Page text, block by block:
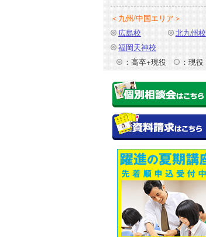
＜九州/中国エリア＞
広島校
北九州校
福岡天神校
：高卒+現役
：現役